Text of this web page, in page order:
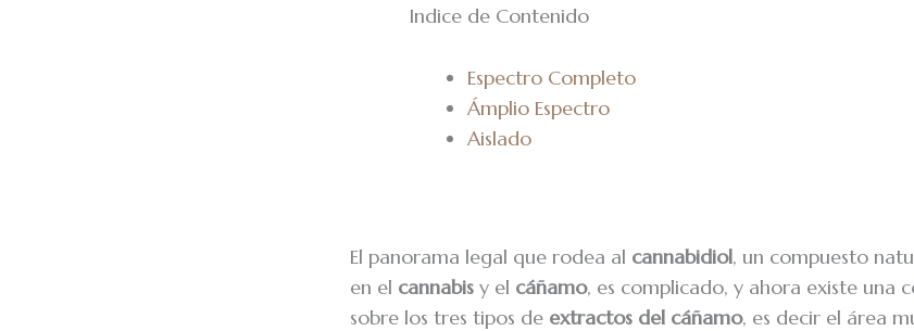
Indice de Contenido
Espectro Completo
Ámplio Espectro
Aislado
El panorama legal que rodea al cannabidiol, un compuesto
en el cannabis y el cáñamo, es complicado, y ahora existe una
sobre los tres tipos de extractos del cáñamo, es decir el área